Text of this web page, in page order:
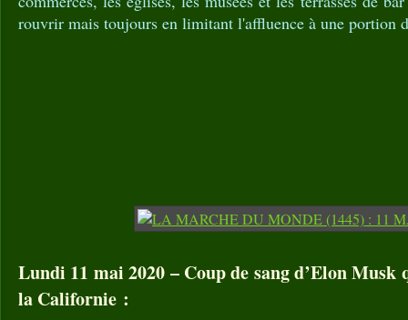
rouvrir mais toujours en limitant l'affluence à une portion
Lundi 11 mai 2020 – Coup de sang d’Elon
la Californie :